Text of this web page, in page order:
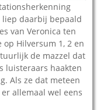
liep daarbij bepaald
van Veronica ten
op Hilversum 1, 2 en
de mazzel dat
luisteraars haakten
Als ze dat meteen
allemaal wel eens